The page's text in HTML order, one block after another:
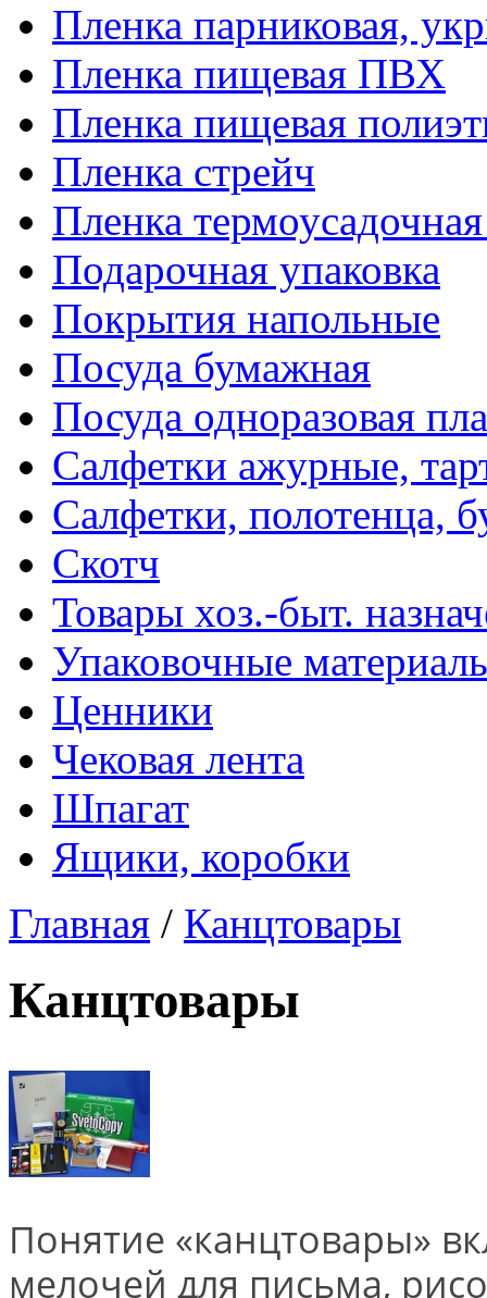
Пленка парниковая,
Пленка пищевая ПВХ
Пленка пищевая
Пленка стрейч
Пленка
Подарочная упаковка
Покрытия напольные
Посуда бумажная
Посуда одноразовая
Салфетки ажурные,
Салфетки, полотенца,
Скотч
Товары хоз.-быт.
Упаковочные
Ценники
Чековая лента
Шпагат
Ящики, коробки
Главная / Канцтовары
Канцтовары
Понятие «канцтовары»
мелочей для письма,